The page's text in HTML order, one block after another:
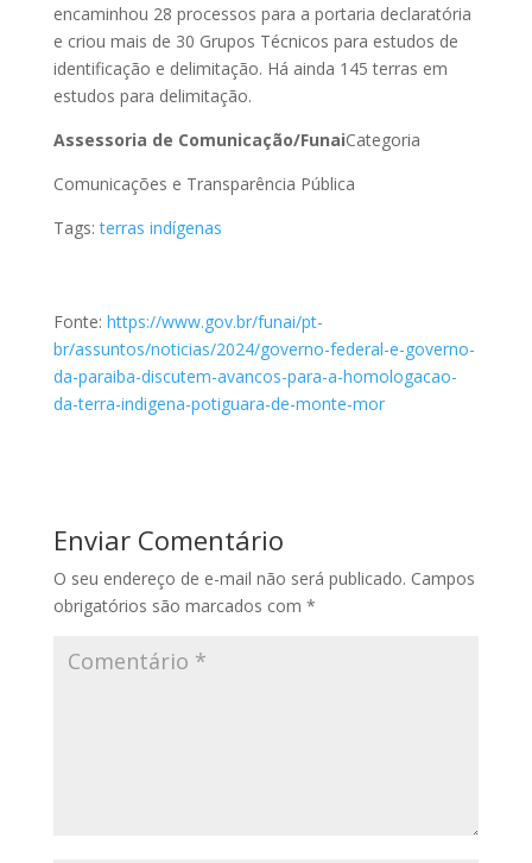
encaminhou 28 processos para a portaria declaratória
e criou mais de 30 Grupos Técnicos para estudos de
identificação e delimitação. Há ainda 145 terras em
estudos para delimitação.
Assessoria de Comunicação/FunaiCategoria
Comunicações e Transparência Pública
Tags:terras indígenas
Fonte: https://www.gov.br/funai/pt-
br/assuntos/noticias/2024/governo-federal-e-governo-
da-paraiba-discutem-avancos-para-a-homologacao-
da-terra-indigena-potiguara-de-monte-mor
Enviar Comentário
O seu endereço de e-mail não será publicado. Campos
obrigatórios são marcados com *